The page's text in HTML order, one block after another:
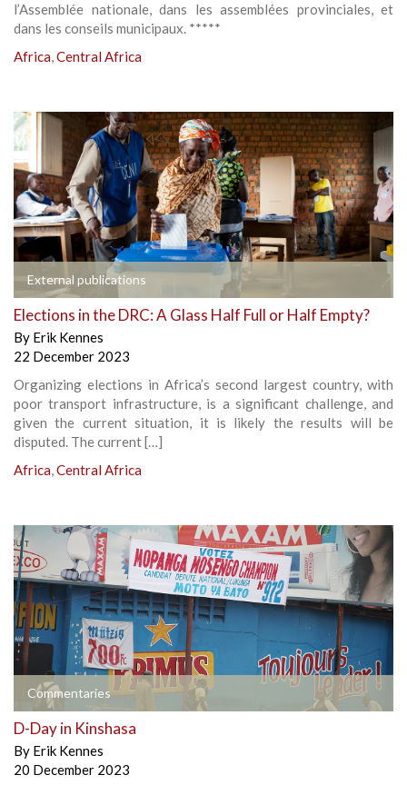
l’Assemblée nationale, dans les assemblées provinciales, et
dans les conseils municipaux. *****
Africa,Central Africa
External publications
Elections in the DRC: A Glass Half Full or Half Empty?
By Erik Kennes
22 December 2023
Organizing elections in Africa’s second largest country, with
poor transport infrastructure, is a significant challenge, and
given the current situation, it is likely the results will be
disputed. The current […]
Africa,Central Africa
Commentaries
D-Day in Kinshasa
By Erik Kennes
20 December 2023